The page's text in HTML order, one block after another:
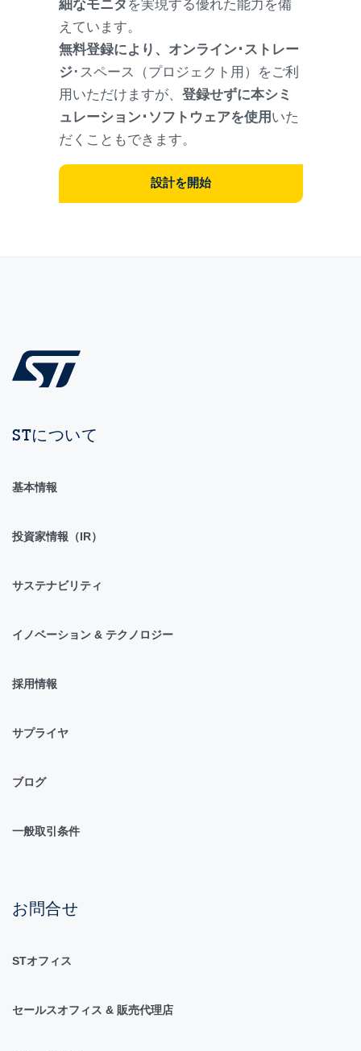
細なモニタ を実現する優れた能力を備
えています。
無料登録により、オンライン･ストレー
ジ･スペース（プロジェクト用）をご利
用いただけますが、 登録せずに本シミ
ュレーション･ソフトウェアを使用 いた
だくこともできます。
設計を開始
STについて
基本情報
投資家情報（IR）
サステナビリティ
イノベーション & テクノロジー
採用情報
サプライヤ
ブログ
一般取引条件
お問合せ
STオフィス
セールスオフィス & 販売代理店